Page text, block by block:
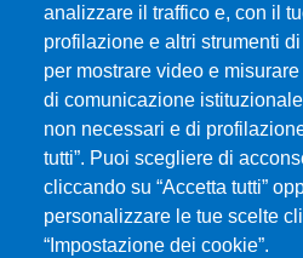
analizzare il traffico e, con il
profilazione e altri strumenti
per mostrare video e
di comunicazione
non necessari e di
tutti”. Puoi scegliere di
cliccando su “Accetta tutti”
personalizzare le tue scelte
“Impostazione dei cookie”.
Università degli Studi di
Piazza Pugliatti, 1 - 98122
Cod. Fiscale 80004070837
P.IVA 00724160833
Centralino: 090 676 1
MENÙ SOCIAL